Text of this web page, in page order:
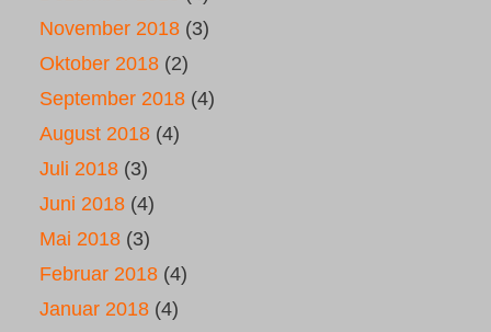
November 2018 (3)
Oktober 2018 (2)
September 2018 (4)
August 2018 (4)
Juli 2018 (3)
Juni 2018 (4)
Mai 2018 (3)
Februar 2018 (4)
Januar 2018 (4)